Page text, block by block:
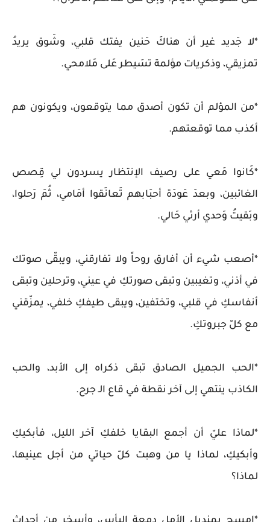
*لا جَديد غير أن هناكَ حَنين يفتك قلبي، وشَوق يريدُ
تمزيقي​‌، وذكريات مؤلمة تسَيطر عَلى مَلامحي.
*من المؤلم أن تكون أصدق مما يتوقعون، ويكونون هم
أكذب مما توقعتهم.
*كَانوا مَعي على رصيف الإنتظار يسردون لي قِصص
الغائبين، وبعدَ عَودَة أحبَابهم تَعانَقوا أمَامي، ثُمَ رَحلوا،
وبَقيتُ وَحدي أرثي حَالي.
*أصعب شيء أن أفارق روحاً ولا تفارقني، ويبقّى صوتك
في أذني، وتغيبين وتبقى صورتكِ في عيني، وترحلين وتبقى
أنفاسكِ في قلبي، وتختفين، ويبقى طيفكِ خلفي، يمزّقني
مع كلّ جبروتكِ.
*الحب الجميل الصادق تبقى ذكراه إلى الأبد، والحب
الكاذب ينتهي إلى آخر نقطة في قاع الـ جرح.
*لماذا عليّ أن أجمع البقايا خلفكِ آخر الليل، فأبكيكِ
وأبكيكِ، لماذا يا من وهبت كلّ حياتي من أجل عينيها،
لماذا؟